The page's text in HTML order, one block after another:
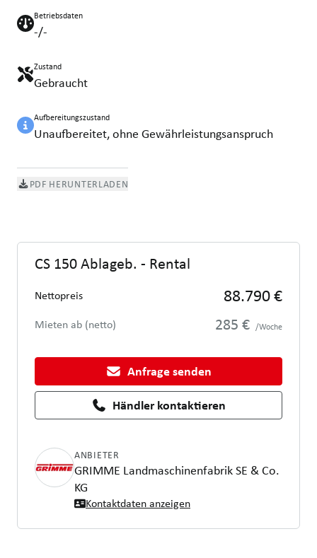
Betriebsdaten
-/-
Zustand
Gebraucht
Aufbereitungszustand
Unaufbereitet, ohne Gewährleistungsanspruch
PDF HERUNTERLADEN
CS 150 Ablageb. - Rental
Nettopreis 88.790 €
Mieten ab (netto) 285 € /Woche
Anfrage senden
Händler kontaktieren
ANBIETER
GRIMME Landmaschinenfabrik SE & Co.
KG
Kontaktdaten anzeigen